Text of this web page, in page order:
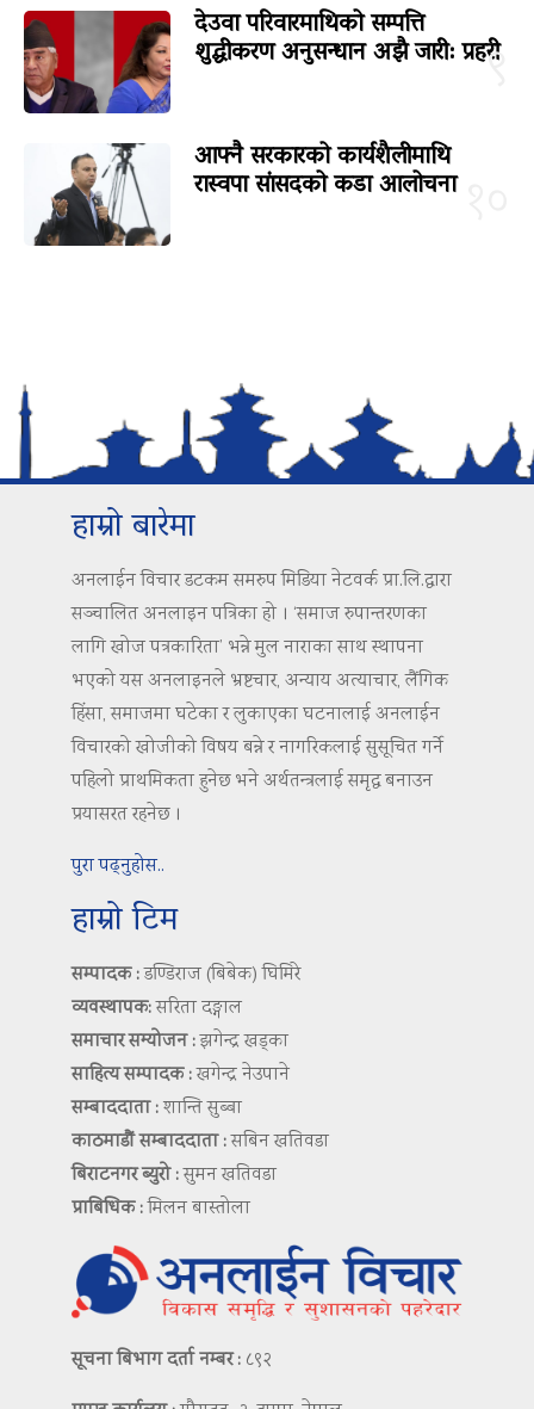
९
देउवा परिवारमाथिको सम्पत्ति
शुद्धीकरण अनुसन्धान अझै जारी: प्रहरी
आफ्नै सरकारको कार्यशैलीमाथि
रास्वपा सांसदको कडा आलोचना
हाम्रो बारेमा
अनलाईन विचार डटकम समरुप मिडिया नेटवर्क प्रा.लि.द्वारा
सञ्चालित अनलाइन पत्रिका हो । ‘समाज रुपान्तरणका
लागि खोज पत्रकारिता’ भन्ने मुल नाराका साथ स्थापना
भएको यस अनलाइनले भ्रष्टचार, अन्याय अत्याचार, लैंगिक
हिंसा, समाजमा घटेका र लुकाएका घटनालाई अनलाईन
विचारको खोजीको विषय बन्ने र नागरिकलाई सुसूचित गर्ने
पहिलो प्राथमिकता हुनेछ भने अर्थतन्त्रलाई समृद्ध बनाउन
प्रयासरत रहनेछ ।
पुरा पढ्नुहोस..
हाम्रो टिम
सम्पादक :डण्डिराज (बिबेक) घिमिरे
व्यवस्थापक:सरिता दङ्गाल
समाचार सम्योजन :झगेन्द्र खड्का
साहित्य सम्पादक :खगेन्द्र नेउपाने
सम्बाददाता :शान्ति सुब्बा
काठमाडौं सम्बाददाता :सबिन खतिवडा
बिराटनगर ब्युरो :सुमन खतिवडा
प्राबिधिक :मिलन बास्तोला
सूचना बिभाग दर्ता नम्बर : ८९२